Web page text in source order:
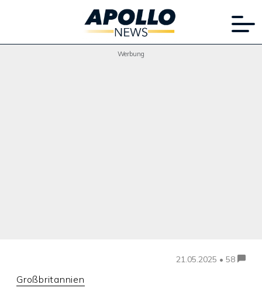
Werbung
21.05.2025 • 58
Großbritannien